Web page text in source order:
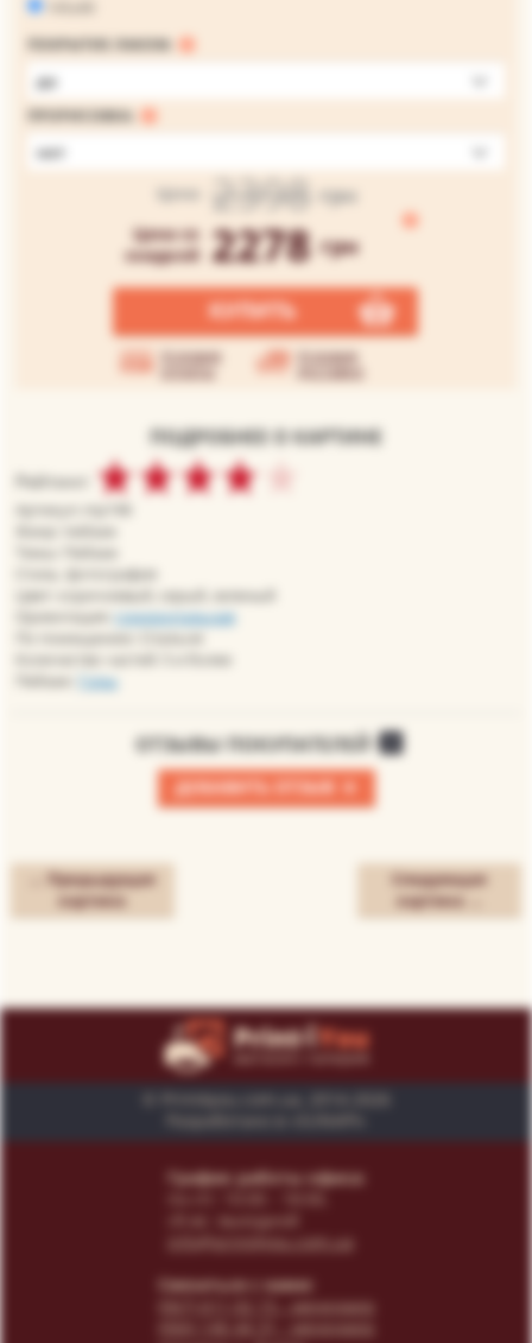
ПОКРЫТИЕ ЛАКОМ:
да
ПРОРИСОВКА:
нет
Цена 2398 грн
Цена со
скидкой
2278 грн
КУПИТЬ
Условия Условия
ПОДРОБНЕЕ О КАРТИНЕ
Рейтинг:
Артикул: mp196
Стиль: фотография
Цвет: коричневый, серый, зеленый
Ориентация:
горизонтальная
Количество частей: 5 и более
Пейзаж:
Горы
ОТЗЫВЫ ПОКУПАТЕЛЕЙ 0
ДОБАВИТЬ ОТЗЫВ +
← Предыдущая
картина
Следующая
картина →
© Print4you.com.ua, 2014-2026
График работы офиса:
сб-вс: выходной
info@print4you.com.ua
Связаться с нами:
- менеджер